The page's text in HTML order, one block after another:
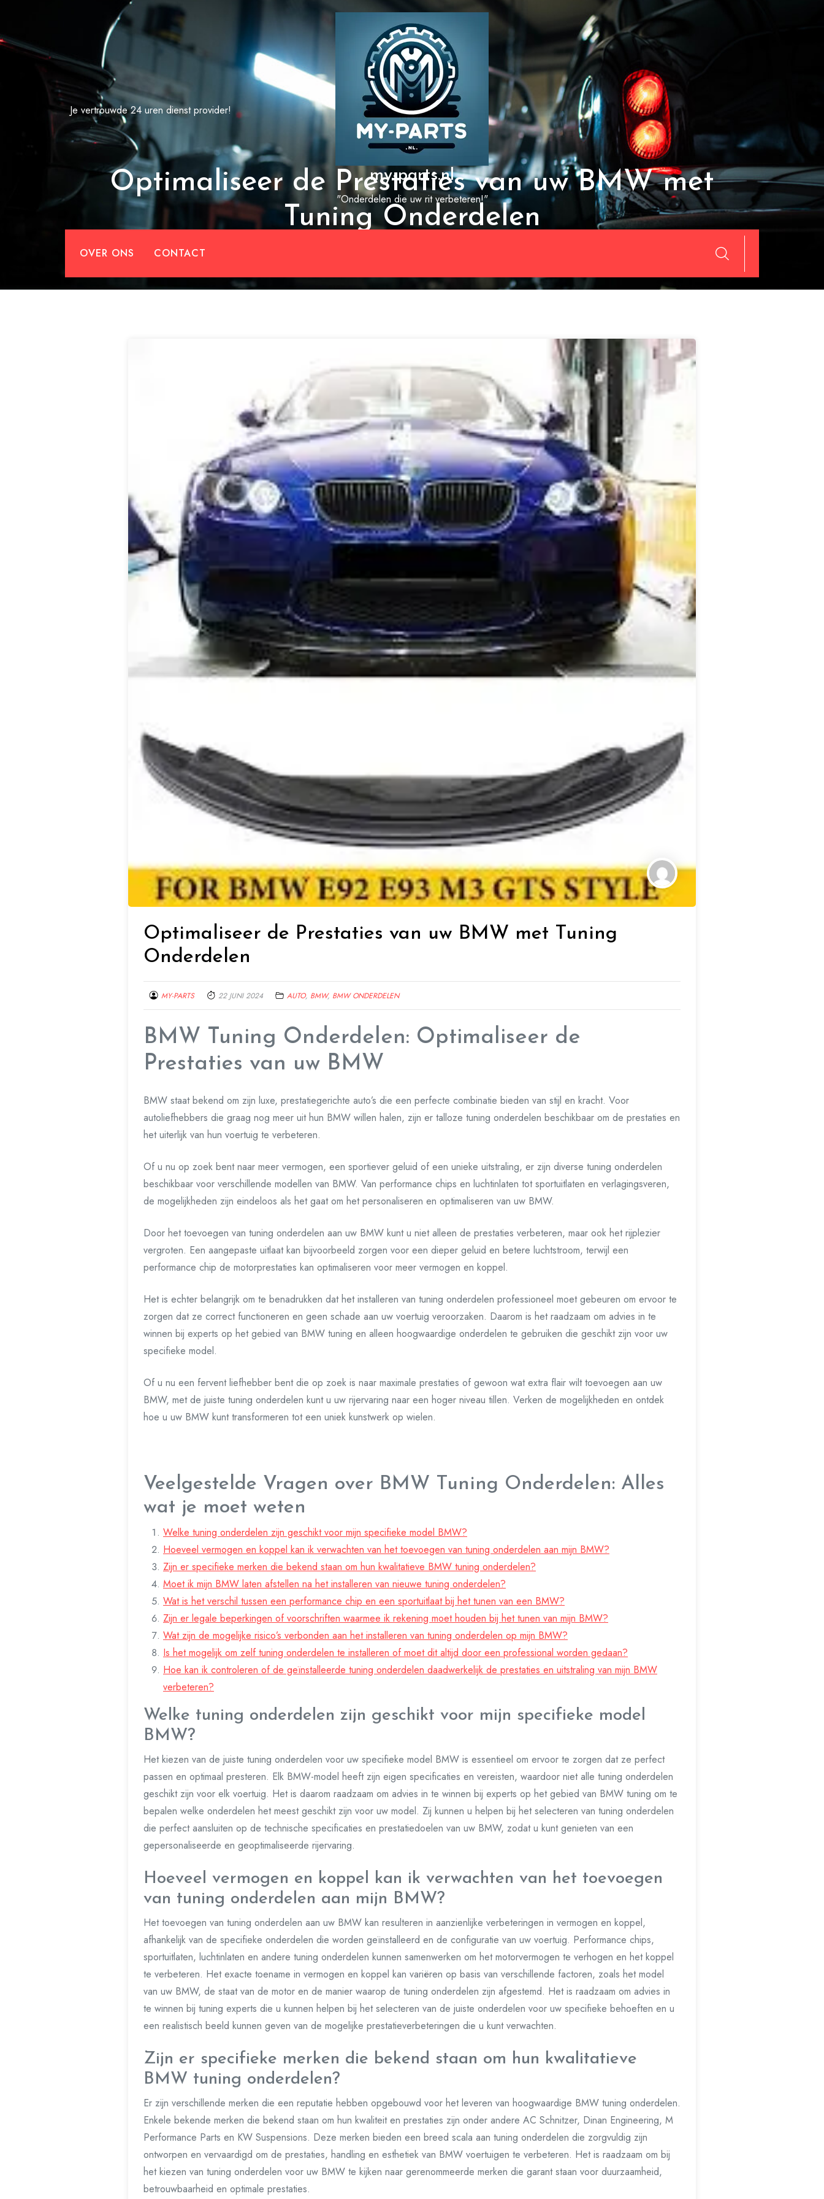
de
Je vertrouwde 24 uren dienst provider!
my-parts.nl
"Onderdelen die uw rit verbeteren!"
OVER ONS CONTACT
Optimaliseer de Prestaties van uw BMW met
Tuning Onderdelen
Optimaliseer de Prestaties van uw BMW met Tuning
Onderdelen
MY-PARTS 22 JUNI 2024 AUTO, BMW, BMW ONDERDELEN
BMW Tuning Onderdelen: Optimaliseer de
Prestaties van uw BMW
BMW staat bekend om zijn luxe, prestatiegerichte auto’s die een perfecte combinatie bieden van stijl en kracht. Voor
autoliefhebbers die graag nog meer uit hun BMW willen halen, zijn er talloze tuning onderdelen beschikbaar om de prestaties en
het uiterlijk van hun voertuig te verbeteren.
Of u nu op zoek bent naar meer vermogen, een sportiever geluid of een unieke uitstraling, er zijn diverse tuning onderdelen
beschikbaar voor verschillende modellen van BMW. Van performance chips en luchtinlaten tot sportuitlaten en verlagingsveren,
de mogelijkheden zijn eindeloos als het gaat om het personaliseren en optimaliseren van uw BMW.
Door het toevoegen van tuning onderdelen aan uw BMW kunt u niet alleen de prestaties verbeteren, maar ook het rijplezier
vergroten. Een aangepaste uitlaat kan bijvoorbeeld zorgen voor een dieper geluid en betere luchtstroom, terwijl een
performance chip de motorprestaties kan optimaliseren voor meer vermogen en koppel.
Het is echter belangrijk om te benadrukken dat het installeren van tuning onderdelen professioneel moet gebeuren om ervoor te
zorgen dat ze correct functioneren en geen schade aan uw voertuig veroorzaken. Daarom is het raadzaam om advies in te
winnen bij experts op het gebied van BMW tuning en alleen hoogwaardige onderdelen te gebruiken die geschikt zijn voor uw
specifieke model.
Of u nu een fervent liefhebber bent die op zoek is naar maximale prestaties of gewoon wat extra flair wilt toevoegen aan uw
BMW, met de juiste tuning onderdelen kunt u uw rijervaring naar een hoger niveau tillen. Verken de mogelijkheden en ontdek
hoe u uw BMW kunt transformeren tot een uniek kunstwerk op wielen.
Veelgestelde Vragen over BMW Tuning Onderdelen: Alles
wat je moet weten
Welke tuning onderdelen zijn geschikt voor mijn specifieke model BMW?
Hoeveel vermogen en koppel kan ik verwachten van het toevoegen van tuning onderdelen aan mijn BMW?
Zijn er specifieke merken die bekend staan om hun kwalitatieve BMW tuning onderdelen?
Moet ik mijn BMW laten afstellen na het installeren van nieuwe tuning onderdelen?
Wat is het verschil tussen een performance chip en een sportuitlaat bij het tunen van een BMW?
Zijn er legale beperkingen of voorschriften waarmee ik rekening moet houden bij het tunen van mijn BMW?
Wat zijn de mogelijke risico’s verbonden aan het installeren van tuning onderdelen op mijn BMW?
Is het mogelijk om zelf tuning onderdelen te installeren of moet dit altijd door een professional worden gedaan?
Hoe kan ik controleren of de geïnstalleerde tuning onderdelen daadwerkelijk de prestaties en uitstraling van mijn BMW
verbeteren?
Welke tuning onderdelen zijn geschikt voor mijn specifieke model
BMW?
Het kiezen van de juiste tuning onderdelen voor uw specifieke model BMW is essentieel om ervoor te zorgen dat ze perfect
passen en optimaal presteren. Elk BMW-model heeft zijn eigen specificaties en vereisten, waardoor niet alle tuning onderdelen
geschikt zijn voor elk voertuig. Het is daarom raadzaam om advies in te winnen bij experts op het gebied van BMW tuning om te
bepalen welke onderdelen het meest geschikt zijn voor uw model. Zij kunnen u helpen bij het selecteren van tuning onderdelen
die perfect aansluiten op de technische specificaties en prestatiedoelen van uw BMW, zodat u kunt genieten van een
gepersonaliseerde en geoptimaliseerde rijervaring.
Hoeveel vermogen en koppel kan ik verwachten van het toevoegen
van tuning onderdelen aan mijn BMW?
Het toevoegen van tuning onderdelen aan uw BMW kan resulteren in aanzienlijke verbeteringen in vermogen en koppel,
afhankelijk van de specifieke onderdelen die worden geïnstalleerd en de configuratie van uw voertuig. Performance chips,
sportuitlaten, luchtinlaten en andere tuning onderdelen kunnen samenwerken om het motorvermogen te verhogen en het koppel
te verbeteren. Het exacte toename in vermogen en koppel kan variëren op basis van verschillende factoren, zoals het model
van uw BMW, de staat van de motor en de manier waarop de tuning onderdelen zijn afgestemd. Het is raadzaam om advies in
te winnen bij tuning experts die u kunnen helpen bij het selecteren van de juiste onderdelen voor uw specifieke behoeften en u
een realistisch beeld kunnen geven van de mogelijke prestatieverbeteringen die u kunt verwachten.
Zijn er specifieke merken die bekend staan om hun kwalitatieve
BMW tuning onderdelen?
Er zijn verschillende merken die een reputatie hebben opgebouwd voor het leveren van hoogwaardige BMW tuning onderdelen.
Enkele bekende merken die bekend staan om hun kwaliteit en prestaties zijn onder andere AC Schnitzer, Dinan Engineering, M
Performance Parts en KW Suspensions. Deze merken bieden een breed scala aan tuning onderdelen die zorgvuldig zijn
ontworpen en vervaardigd om de prestaties, handling en esthetiek van BMW voertuigen te verbeteren. Het is raadzaam om bij
het kiezen van tuning onderdelen voor uw BMW te kijken naar gerenommeerde merken die garant staan voor duurzaamheid,
betrouwbaarheid en optimale prestaties.